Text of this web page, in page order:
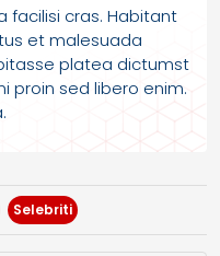
facilisi cras. Habitant
et malesuada
platea dictumst
proin sed libero enim.
Selebriti